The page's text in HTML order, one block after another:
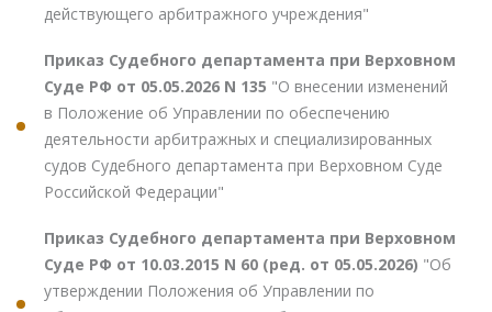
действующего арбитражного учреждения"
Приказ Судебного департамента при Верховном
Суде РФ от 05.05.2026 N 135 "О внесении изменений
в Положение об Управлении по обеспечению
деятельности арбитражных и специализированных
судов Судебного департамента при Верховном Суде
Российской Федерации"
Приказ Судебного департамента при Верховном
Суде РФ от 10.03.2015 N 60 (ред. от 05.05.2026) "Об
утверждении Положения об Управлении по